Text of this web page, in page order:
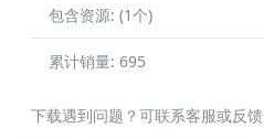
包含资源: (1个)
累计销量: 695
下载遇到问题？可联系客服或反馈